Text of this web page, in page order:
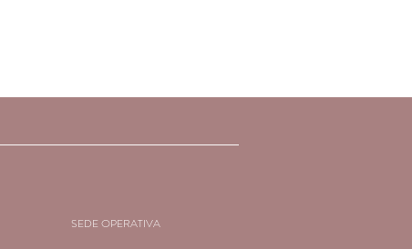
SEDE OPERATIVA